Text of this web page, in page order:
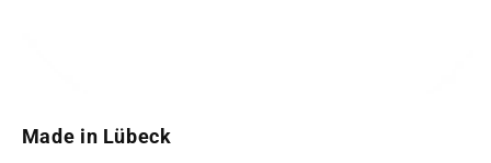
Made in Lübeck